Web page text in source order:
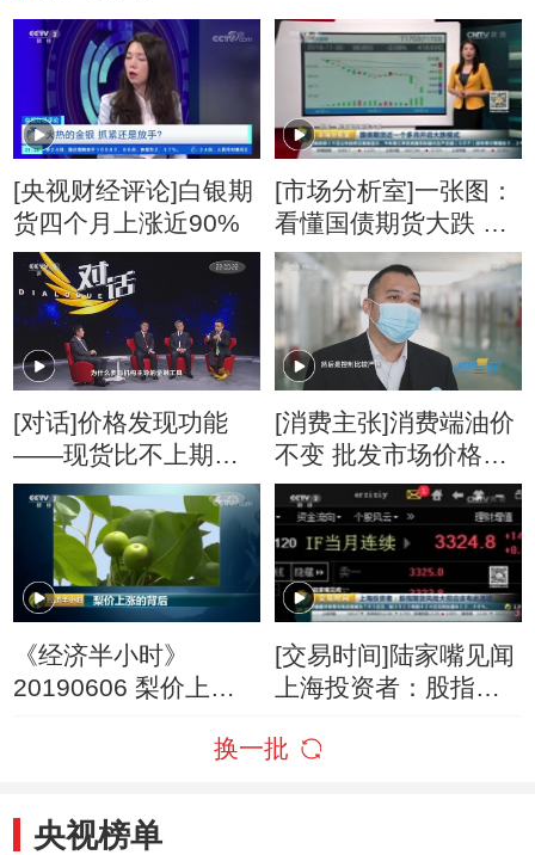
[央视财经评论]白银期
货四个月上涨近90%
[市场分析室]一张图：
看懂国债期货大跌 国
债期货近一个多月开
启大跌模式
[对话]价格发现功能
——现货比不上期
货？
[消费主张]消费端油价
不变 批发市场价格却
悄然上涨
《经济半小时》
20190606 梨价上涨
[交易时间]陆家嘴见闻
上海投资者：股指期
选项
换一批
央视榜单